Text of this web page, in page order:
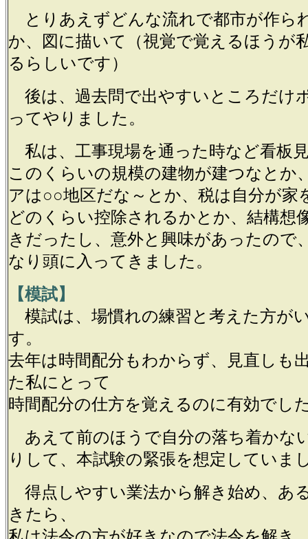
とりあえずどんな流れで都市が作ら
か、図に描いて（視覚で覚えるほうが
るらしいです）
後は、過去問で出やすいところだけ
ってやりました。
私は、工事現場を通った時など看板
このくらいの規模の建物が建つなとか
アは○○地区だな～とか、税は自分が家
どのくらい控除されるかとか、結構想
きだったし、意外と興味があったので
なり頭に入ってきました。
【模試】
模試は、場慣れの練習と考えた方が
す。
去年は時間配分もわからず、見直しも
た私にとって
時間配分の仕方を覚えるのに有効でし
あえて前のほうで自分の落ち着かな
りして、本試験の緊張を想定していま
得点しやすい業法から解き始め、あ
きたら、